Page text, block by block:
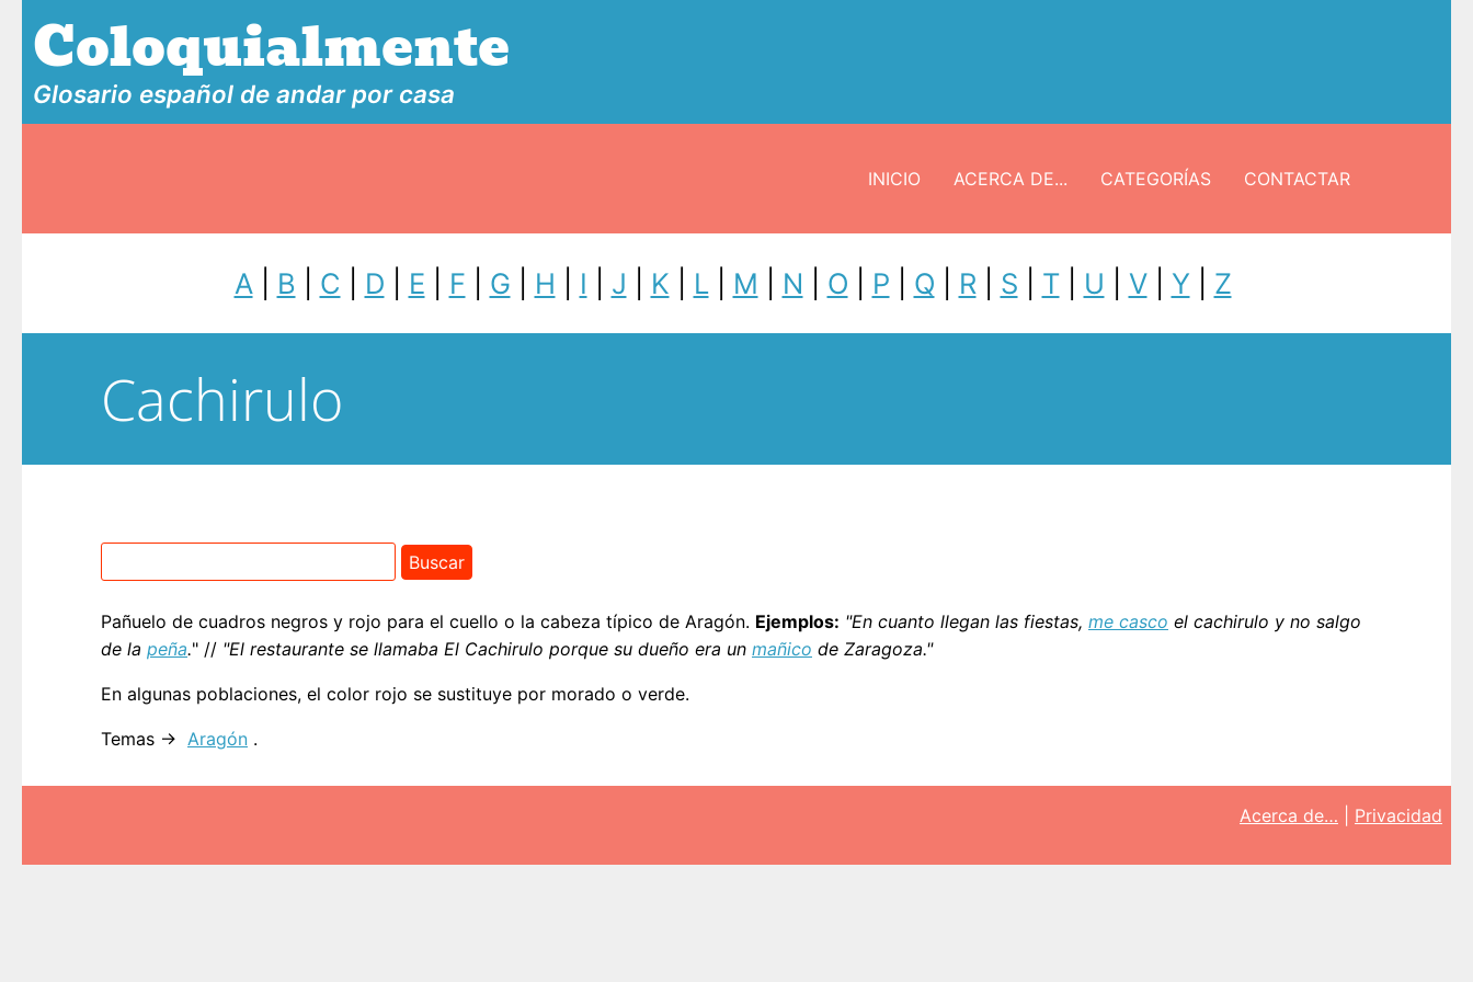
Coloquialmente
Glosario español de andar por casa
INICIO ACERCA DE... CATEGORÍAS CONTACTAR
A B C D E F G H I J K L| M N O P Q R S T| U V| Y Z
Cachirulo
Pañuelo de cuadros negros y rojo para el cuello o la cabeza típico de Aragón. Ejemplos: "En cuanto llegan las fiestas, me casco el cachirulo y no salgo
de la peña." // "El restaurante se llamaba El Cachirulo porque su dueño era un mañico de Zaragoza."
En algunas poblaciones, el color rojo se sustituye por morado o verde.
Temas → Aragón .
Acerca de… Privacidad